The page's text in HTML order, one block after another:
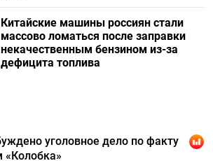
Китайские машины россиян стали
массово ломаться после заправки
некачественным бензином из-за
дефицита топлива